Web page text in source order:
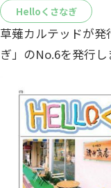
Helloくさなぎ
草薙カルテッドが
ぎ」のNo.6を発行し